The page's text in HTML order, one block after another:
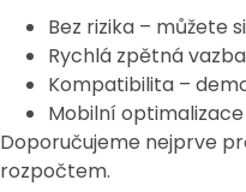
Bez rizika – můžete
Rychlá zpětná
Kompatibilita –
Mobilní
Doporučujeme nejprve
rozpočtem.